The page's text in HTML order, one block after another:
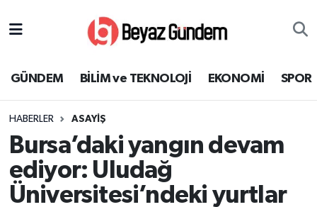
GÜNDEM BİLİM ve TEKNOLOJİ EKONOMİ SPOR
HABERLER ASAYİŞ
Bursa’daki yangın devam
ediyor: Uludağ
Üniversitesi’ndeki yurtlar
EKONOMİ
SPOR
SAĞLIK
Süper Lig Puan Durumu ve Fikstür
Tüm Manşetler
Son Dakika Haberleri